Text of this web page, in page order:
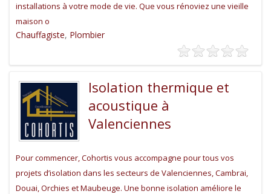
installations à votre mode de vie. Que vous rénoviez une vieille
maison o
Chauffagiste, Plombier
Isolation thermique et
acoustique à
Valenciennes
Pour commencer, Cohortis vous accompagne pour tous vos
projets d’isolation dans les secteurs de Valenciennes, Cambrai,
Douai, Orchies et Maubeuge. Une bonne isolation améliore le